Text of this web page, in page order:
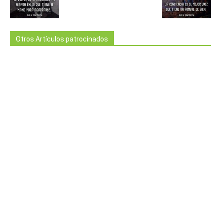
Otros Artículos patrocinados